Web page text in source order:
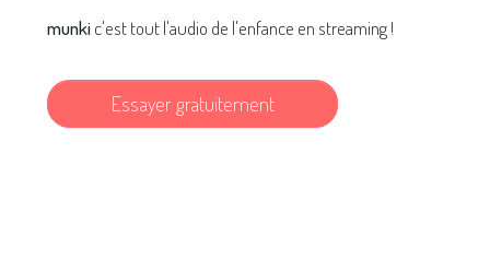
munkic'est tout l'audio de l'enfance en streaming !
Essayer gratuitement